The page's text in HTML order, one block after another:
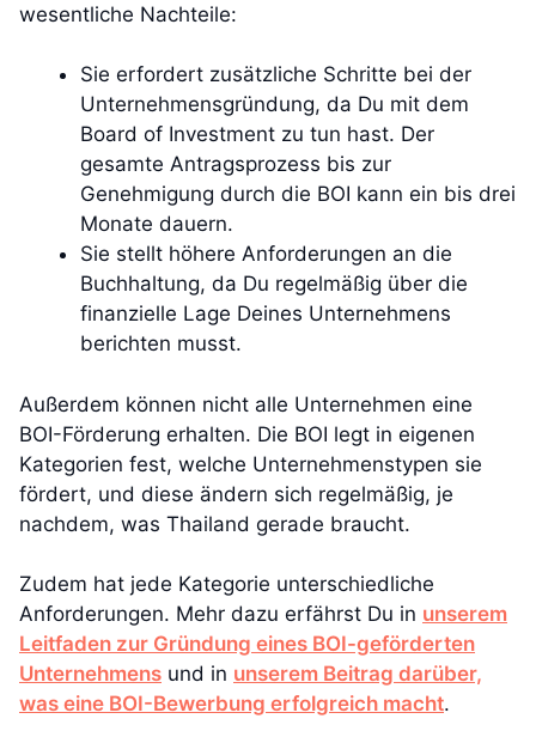
wesentliche Nachteile:
Sie erfordert zusätzliche Schritte bei der
Unternehmensgründung, da Du mit dem
Board of Investment zu tun hast. Der
gesamte Antragsprozess bis zur
Genehmigung durch die BOI kann ein bis drei
Monate dauern.
Sie stellt höhere Anforderungen an die
Buchhaltung, da Du regelmäßig über die
finanzielle Lage Deines Unternehmens
berichten musst.
Außerdem können nicht alle Unternehmen eine
BOI-Förderung erhalten. Die BOI legt in eigenen
Kategorien fest, welche Unternehmenstypen sie
fördert, und diese ändern sich regelmäßig, je
nachdem, was Thailand gerade braucht.
Zudem hat jede Kategorie unterschiedliche
Anforderungen. Mehr dazu erfährst Du in unserem
Leitfaden zur Gründung eines BOI-geförderten
Unternehmens und in unserem Beitrag darüber,
was eine BOI-Bewerbung erfolgreich macht.